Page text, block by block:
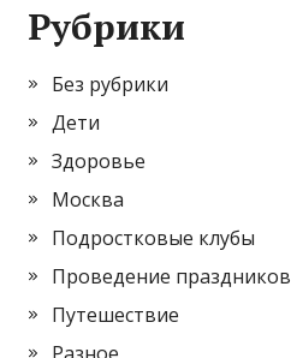
Рубрики
Без рубрики
Дети
Здоровье
Москва
Подростковые клубы
Проведение праздников
Путешествие
Разное